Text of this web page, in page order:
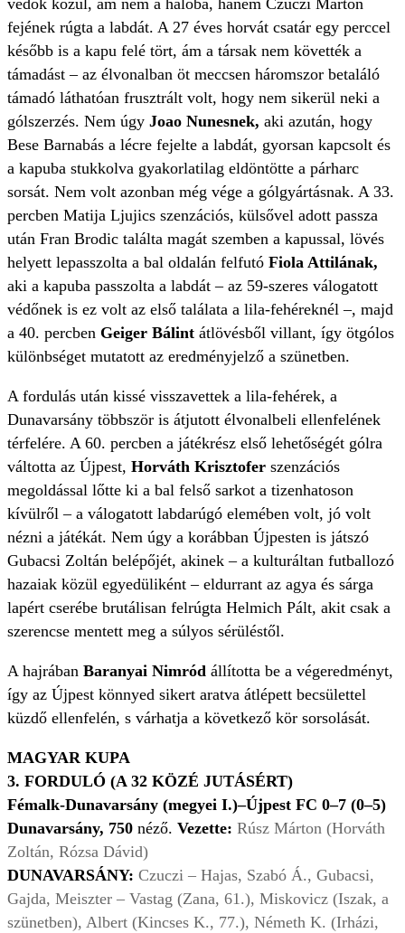
védők közül, ám nem a hálóba, hanem Czuczi Márton
fejének rúgta a labdát. A 27 éves horvát csatár egy perccel
később is a kapu felé tört, ám a társak nem követték a
támadást – az élvonalban öt meccsen háromszor betaláló
támadó láthatóan frusztrált volt, hogy nem sikerül neki a
gólszerzés. Nem úgy Joao Nunesnek, aki azután, hogy
Bese Barnabás a lécre fejelte a labdát, gyorsan kapcsolt és
a kapuba stukkolva gyakorlatilag eldöntötte a párharc
sorsát. Nem volt azonban még vége a gólgyártásnak. A 33.
percben Matija Ljujics szenzációs, külsővel adott passza
után Fran Brodic találta magát szemben a kapussal, lövés
helyett lepasszolta a bal oldalán felfutó Fiola Attilának,
aki a kapuba passzolta a labdát – az 59-szeres válogatott
védőnek is ez volt az első találata a lila-fehéreknél –, majd
a 40. percben Geiger Bálint átlövésből villant, így ötgólos
különbséget mutatott az eredményjelző a szünetben.
A fordulás után kissé visszavettek a lila-fehérek, a
Dunavarsány többször is átjutott élvonalbeli ellenfelének
térfelére. A 60. percben a játékrész első lehetőségét gólra
váltotta az Újpest, Horváth Krisztofer szenzációs
megoldással lőtte ki a bal felső sarkot a tizenhatoson
kívülről – a válogatott labdarúgó elemében volt, jó volt
nézni a játékát. Nem úgy a korábban Újpesten is játszó
Gubacsi Zoltán belépőjét, akinek – a kulturáltan futballozó
hazaiak közül egyedüliként – eldurrant az agya és sárga
lapért cserébe brutálisan felrúgta Helmich Pált, akit csak a
szerencse mentett meg a súlyos sérüléstől.
A hajrában Baranyai Nimród állította be a végeredményt,
így az Újpest könnyed sikert aratva átlépett becsülettel
küzdő ellenfelén, s várhatja a következő kör sorsolását.
MAGYAR KUPA
3. FORDULÓ (A 32 KÖZÉ JUTÁSÉRT)
Fémalk-Dunavarsány (megyei I.)–Újpest FC 0–7 (0–5)
Dunavarsány, 750 néző. Vezette: Rúsz Márton (Horváth
Zoltán, Rózsa Dávid)
DUNAVARSÁNY: Czuczi – Hajas, Szabó Á., Gubacsi,
Gajda, Meiszter – Vastag (Zana, 61.), Miskovicz (Iszak, a
szünetben), Albert (Kincses K., 77.), Németh K. (Irházi,